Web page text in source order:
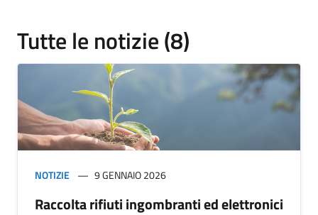
Tutte le notizie (8)
NOTIZIE 9 GENNAIO 2026
Raccolta rifiuti ingombranti ed elettronici